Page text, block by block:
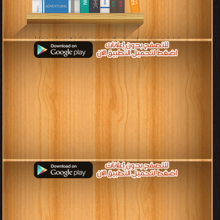
قراءة و تحميل كتب في كتب هندسة الإلكترونيات مجانا
[ 17 كتاب/كتب ]